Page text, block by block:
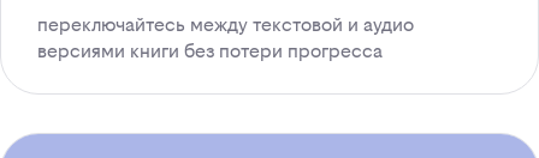
переключайтесь между текстовой и аудио
версиями книги без потери прогресса